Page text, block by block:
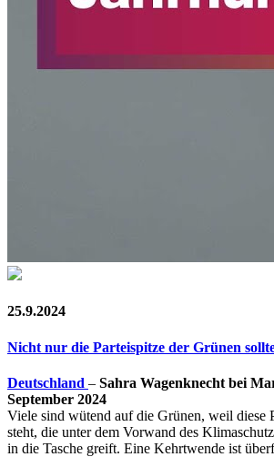
25.9.2024
Nicht nur die Parteispitze der Grünen
Deutschland – Sahra Wagenknecht bei
September 2024
Viele sind wütend auf die Grünen, weil diese
steht, die unter dem Vorwand des
in die Tasche greift. Eine Kehrtwende ist